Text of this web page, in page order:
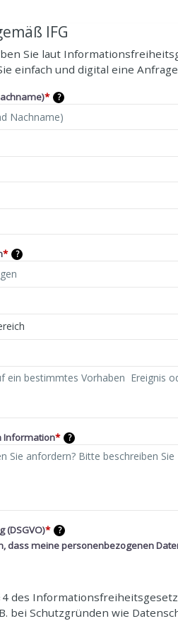
IFG
Sie laut
einfach und digital eine
* ?
* ?
Information* ?
(DSGVO)* ?
dass meine personenbezogenen
4 des
bei Schutzgründen wie